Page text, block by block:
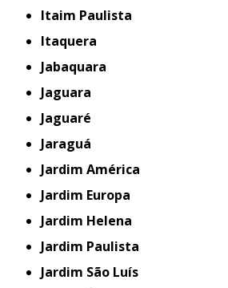
Itaim Paulista
Itaquera
Jabaquara
Jaguara
Jaguaré
Jaraguá
Jardim América
Jardim Europa
Jardim Helena
Jardim Paulista
Jardim São Luís